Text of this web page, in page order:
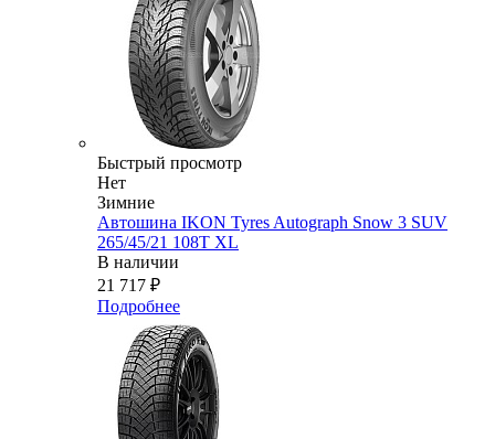
Быстрый просмотр
Нет
Зимние
Автошина IKON Tyres Autograph Snow 3 SUV
265/45/21 108T XL
В наличии
21 717 ₽
Подробнее